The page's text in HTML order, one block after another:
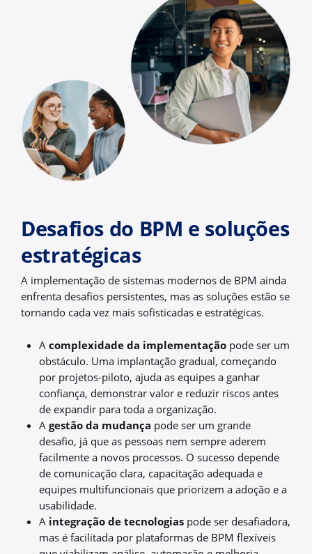
Desafios do BPM e soluções
estratégicas
A implementação de sistemas modernos de BPM ainda
enfrenta desafios persistentes, mas as soluções estão se
tornando cada vez mais sofisticadas e estratégicas.
Acomplexidade da implementação pode ser um
obstáculo. Uma implantação gradual, começando
por projetos-piloto, ajuda as equipes a ganhar
confiança, demonstrar valor e reduzir riscos antes
de expandir para toda a organização.
Agestão da mudança pode ser um grande
desafio, já que as pessoas nem sempre aderem
facilmente a novos processos. O sucesso depende
de comunicação clara, capacitação adequada e
equipes multifuncionais que priorizem a adoção e a
usabilidade.
A integração de tecnologias pode ser desafiadora,
mas é facilitada por plataformas de BPM flexíveis